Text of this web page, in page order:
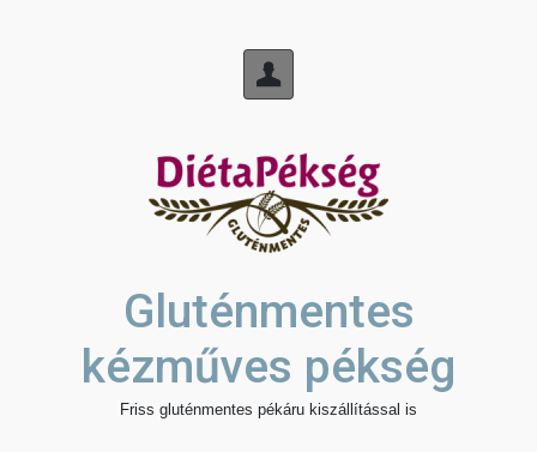
Gluténmentes
kézműves pékség
Friss gluténmentes pékáru kiszállítással is